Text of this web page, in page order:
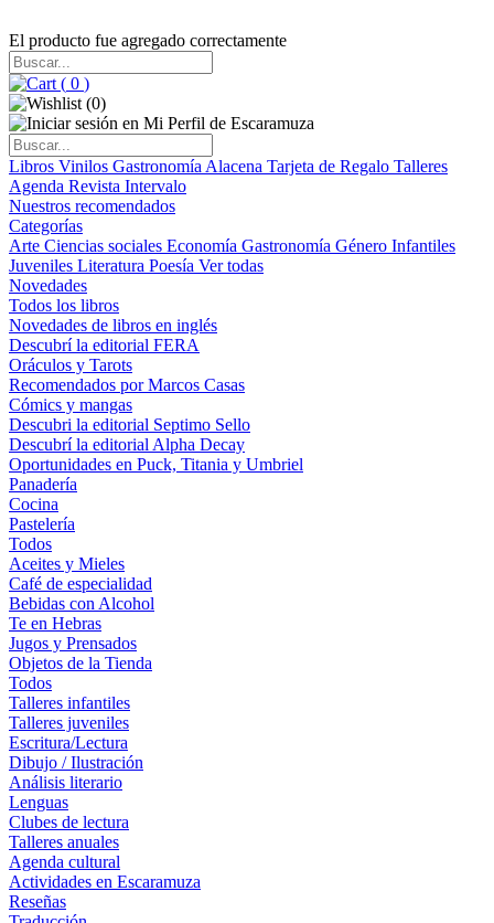
El producto fue agregado correctamente
( 0 )
(0)
Libros Vinilos Gastronomía Alacena Tarjeta de Regalo Talleres
Agenda Revista Intervalo
Nuestros recomendados
Categorías
Arte Ciencias sociales Economía Gastronomía Género Infantiles
Juveniles Literatura Poesía Ver todas
Novedades
Todos los libros
Novedades de libros en inglés
Descubrí la editorial FERA
Oráculos y Tarots
Recomendados por Marcos Casas
Cómics y mangas
Descubri la editorial Septimo Sello
Descubrí la editorial Alpha Decay
Oportunidades en Puck, Titania y Umbriel
Panadería
Cocina
Pastelería
Todos
Aceites y Mieles
Café de especialidad
Bebidas con Alcohol
Te en Hebras
Jugos y Prensados
Objetos de la Tienda
Todos
Talleres infantiles
Talleres juveniles
Escritura/Lectura
Dibujo / Ilustración
Análisis literario
Lenguas
Clubes de lectura
Talleres anuales
Agenda cultural
Actividades en Escaramuza
Reseñas